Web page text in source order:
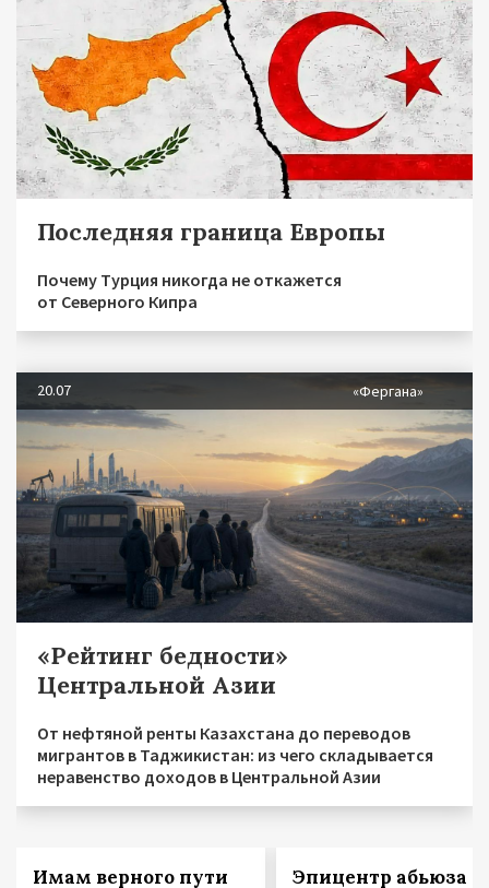
Последняя граница Европы
Почему Турция никогда не откажется
от Северного Кипра
20.07 «Фергана»
«Рейтинг бедности»
Центральной Азии
От нефтяной ренты Казахстана до переводов
мигрантов в Таджикистан: из чего складывается
неравенство доходов в Центральной Азии
Имам верного пути Эпицентр абьюза